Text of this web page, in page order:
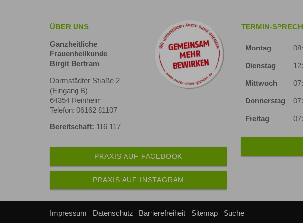
ÜBER UNS
Ganzheitliche
Frauenheilkunde
Birgit Bertram
Darmstädter Straße 2
(Eingang B)
64354 Reinheim
Telefon: 06162 81107
Bereitschaft: 116 117
PRAXIS AUF FACEBOOK
PRAXIS AUF INSTAGRAM
TERMIN-
Montag
Dienstag
Mittwoch
Donnerstag
Freitag
Impressum Datenschutz Barrierefreiheit Sitemap Suche